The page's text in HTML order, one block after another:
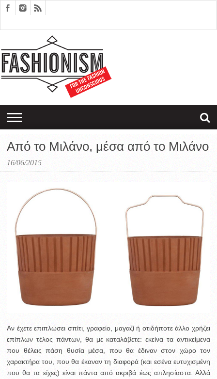
EDITORIALS
COUPLES
THERAPY
SARTORIAGRAM
Από το Μιλάνο, μέσα από το Μιλάνο
16/06/2015
Αν έχετε επιπλώσει σπίτι, γραφείο, μαγαζί ή οτιδήποτε άλλο χρήζει
επίπλων τέλος πάντων, θα με καταλάβετε: εκείνα τα αντικείμενα
που θέλεις πάση θυσία μέσα, που θα έδιναν στον χώρο τον
χαρακτήρα του, που θα έκαναν τη διαφορά (και εσένα ευτυχισμένη
που θα τα είχες) είναι πάντα από ακριβά έως απλησίαστα. Αλλά